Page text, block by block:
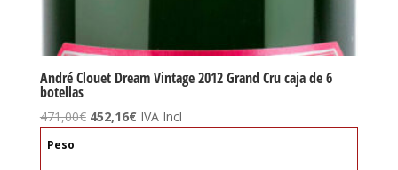
André Clouet Dream Vintage 2012 Grand Cru caja de 6
botellas
471,00€ El
452,16€ElIVA Incl
Peso